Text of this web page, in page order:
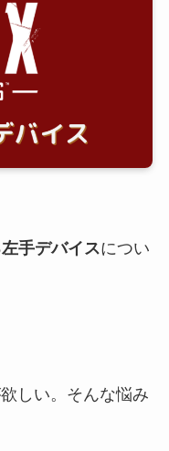
手デバイスについ
しい。そんな悩み